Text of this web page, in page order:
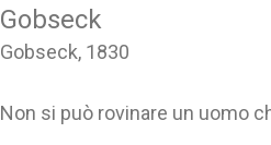
Gobseck
Gobseck, 1830
Non si può rovinare un uomo